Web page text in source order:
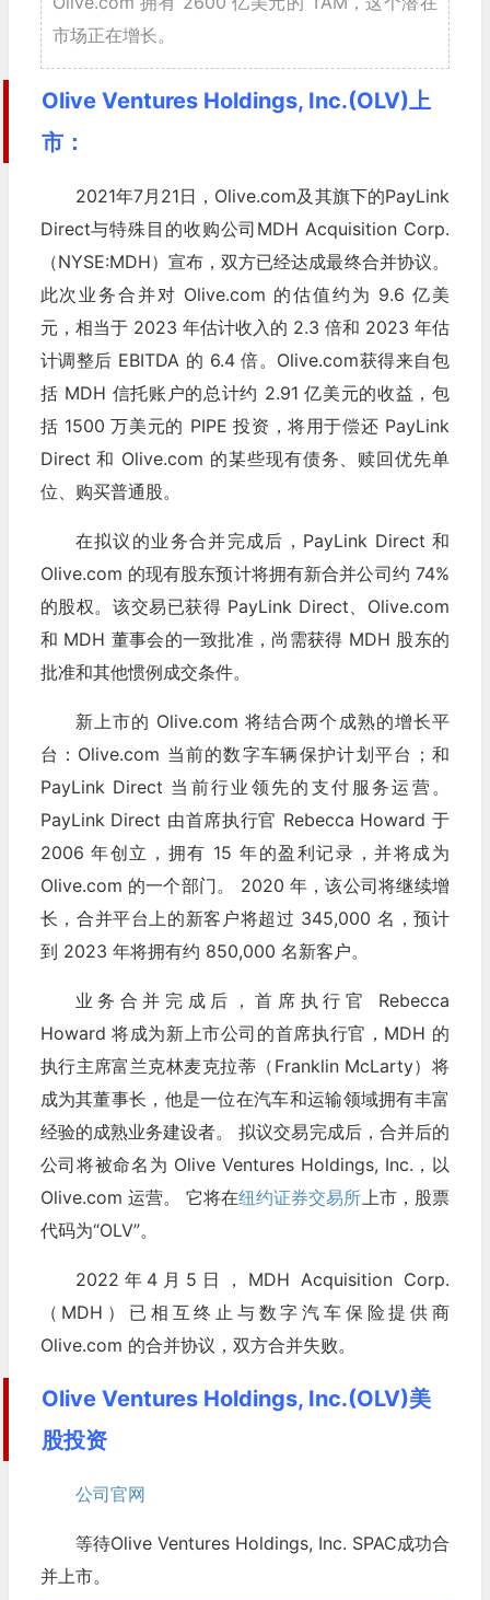
市场正在增长。
Olive Ventures Holdings, Inc.(OLV)上
市：
2021年7月21日，Olive.com及其旗下的PayLink
Direct与特殊目的收购公司MDH Acquisition Corp.
（NYSE:MDH）宣布，双方已经达成最终合并协议。
此次业务合并对 Olive.com 的估值约为 9.6 亿美
元，相当于 2023 年估计收入的 2.3 倍和 2023 年估
计调整后 EBITDA 的 6.4 倍。Olive.com获得来自包
括 MDH 信托账户的总计约 2.91 亿美元的收益，包
括 1500 万美元的 PIPE 投资，将用于偿还 PayLink
Direct 和 Olive.com 的某些现有债务、赎回优先单
位、购买普通股。
在拟议的业务合并完成后，PayLink Direct 和
Olive.com 的现有股东预计将拥有新合并公司约 74%
的股权。该交易已获得 PayLink Direct、Olive.com
和 MDH 董事会的一致批准，尚需获得 MDH 股东的
批准和其他惯例成交条件。
新上市的 Olive.com 将结合两个成熟的增长平
台：Olive.com 当前的数字车辆保护计划平台；和
PayLink Direct 当前行业领先的支付服务运营。
PayLink Direct 由首席执行官 Rebecca Howard 于
2006 年创立，拥有 15 年的盈利记录，并将成为
Olive.com 的一个部门。 2020 年，该公司将继续增
长，合并平台上的新客户将超过 345,000 名，预计
到 2023 年将拥有约 850,000 名新客户。
业务合并完成后，首席执行官 Rebecca
Howard 将成为新上市公司的首席执行官，MDH 的
执行主席富兰克林麦克拉蒂（Franklin McLarty）将
成为其董事长，他是一位在汽车和运输领域拥有丰富
经验的成熟业务建设者。 拟议交易完成后，合并后的
公司将被命名为 Olive Ventures Holdings, Inc.，以
Olive.com 运营。 它将在纽约证券交易所上市，股票
代码为“OLV”。
2022年4月5日，MDH Acquisition Corp.
（MDH）已相互终止与数字汽车保险提供商
Olive.com 的合并协议，双方合并失败。
Olive Ventures Holdings, Inc.(OLV)美
股投资
公司官网
等待Olive Ventures Holdings, Inc. SPAC成功合
并上市。